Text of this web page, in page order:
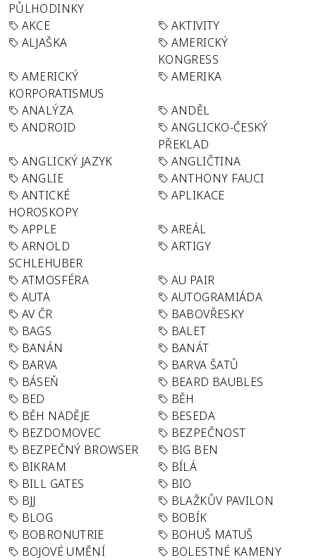
PŮLHODINKY
AKCE
AKTIVITY
ALJAŠKA
AMERICKÝ
KONGRESS
AMERICKÝ
KORPORATISMUS
AMERIKA
ANALÝZA
ANDĚL
ANDROID
ANGLICKO-ČESKÝ
PŘEKLAD
ANGLICKÝ JAZYK
ANGLIČTINA
ANGLIE
ANTHONY FAUCI
ANTICKÉ
HOROSKOPY
APLIKACE
APPLE
AREÁL
ARNOLD
SCHLEHUBER
ARTIGY
ATMOSFÉRA
AU PAIR
AUTA
AUTOGRAMIÁDA
AV ČR
BABOVŘESKY
BAGS
BALET
BANÁN
BANÁT
BARVA
BARVA ŠATŮ
BÁSEŇ
BEARD BAUBLES
BED
BĚH
BĚH NADĚJE
BESEDA
BEZDOMOVEC
BEZPEČNOST
BEZPEČNÝ BROWSER
BIG BEN
BIKRAM
BÍLÁ
BILL GATES
BIO
BJJ
BLAŽKŮV PAVILON
BLOG
BOBÍK
BOBRONUTRIE
BOHUŠ MATUŠ
BOJOVÉ UMĚNÍ
BOLESTNÉ KAMENY